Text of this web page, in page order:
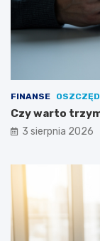
FINANSE
Czy warto
3 sierpnia 2026